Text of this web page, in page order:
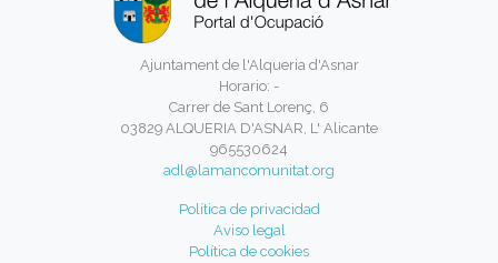
Ajuntament de l'Alqueria d'Asnar
Horario: -
Carrer de Sant Lorenç, 6
03829 ALQUERIA D'ASNAR, L' Alicante
965530624
adl@lamancomunitat.org
Política de privacidad
Aviso legal
Política de cookies